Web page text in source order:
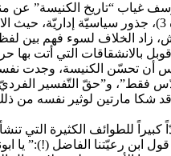
غياب “تاريخ الكنيسة” عن
من أوطاننا. باختصار شديد، ومن غير تحزّب ولا تعصّب، للانقسام بين روما والقسطنطينيّة، “روما
زاد الخلاف لسوء فهم بين
أن تحسّن الكنيسة، وجدت
– ص 39 وتابع). وهذا صحيح. فبسبب مبدأ “الكتاب المقدّس
، وكان قد شكا مارتين لوثير نفسه
للطوائف الكثيرة التي
رعيّتنا الفاضل (!):” يا ابونا